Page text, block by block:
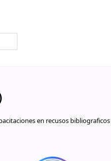
en recusos bibliograficos